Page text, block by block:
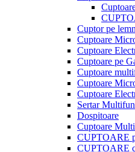
Cuptor pe
Cuptoare
Cuptoare
Cuptoare pe
Cuptoare
Cuptoare
Cuptoare
Sertar
Dospitoare
Cuptoare
CUPTOARE
CUPTOARE